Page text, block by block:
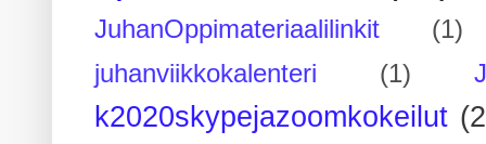
JuhanOppimateriaalilinkit
(1)
juhanviikkokalenteri
(1)
k2020skypejazoomkokeilut